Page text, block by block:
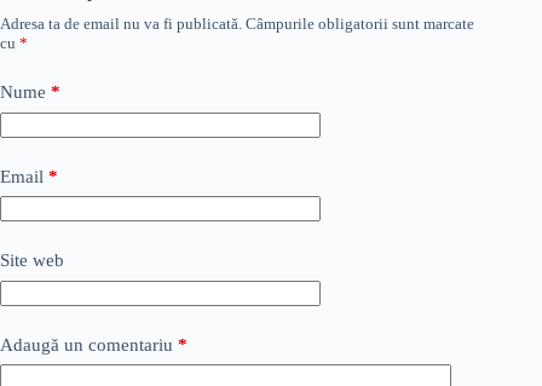
Adresa ta de email nu va fi publicată. Câmpurile obligatorii sunt marcate
cu *
Nume *
Email *
Site web
Adaugă un comentariu *